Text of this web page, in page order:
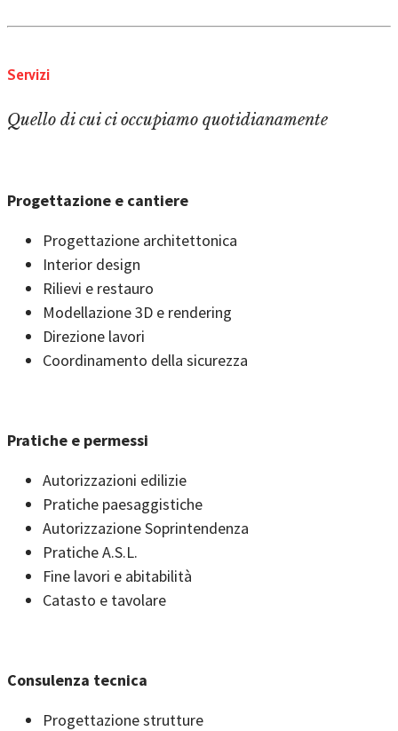
Servizi
Quello di cui ci occupiamo quotidianamente
Progettazione e cantiere
Progettazione architettonica
Interior design
Rilievi e restauro
Modellazione 3D e rendering
Direzione lavori
Coordinamento della sicurezza
Pratiche e permessi
Autorizzazioni edilizie
Pratiche paesaggistiche
Autorizzazione Soprintendenza
Pratiche A.S.L.
Fine lavori e abitabilità
Catasto e tavolare
Consulenza tecnica
Progettazione strutture